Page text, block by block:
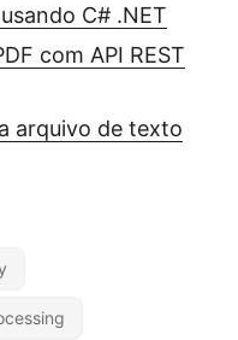
C# .NET
com API REST
arquivo de texto